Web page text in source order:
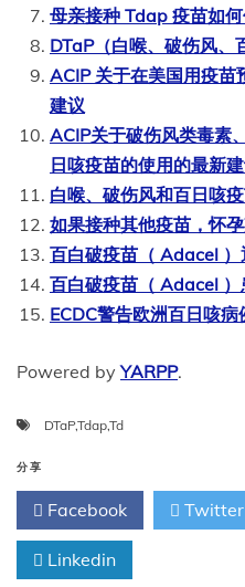
母亲接种 Tdap 疫苗如
DTaP（白喉、破伤风、
ACIP 关于在美国用疫苗
建议
ACIP关于破伤风类毒素
日咳疫苗的使用的最新
白喉、破伤风和百日咳
如果接种其他疫苗，怀
百白破疫苗（ Adacel
百白破疫苗（ Adacel ）
ECDC警告欧洲百日咳病
Powered byYARPP.
DTaP,Tdap,Td
分享
Facebook Twitter
Linkedin